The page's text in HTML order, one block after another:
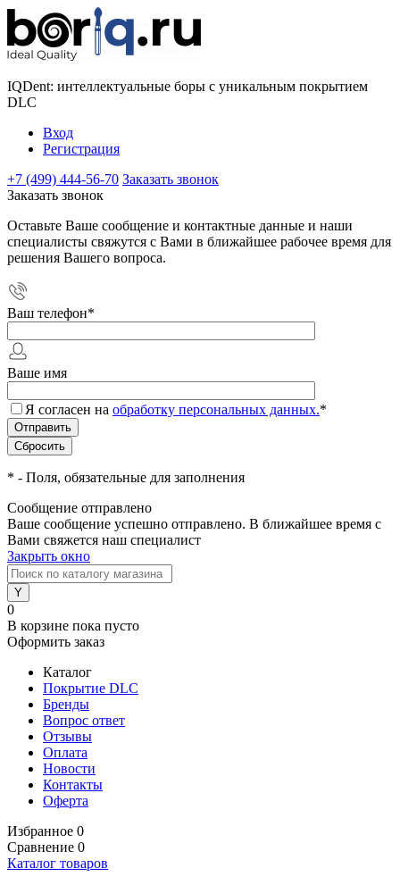
IQDent: интеллектуальные боры с уникальным покрытием
DLC
Вход
Регистрация
+7 (499) 444-56-70 Заказать звонок
Заказать звонок
Оставьте Ваше сообщение и контактные данные и наши
специалисты свяжутся с Вами в ближайшее рабочее время для
решения Вашего вопроса.
Ваш телефон*
Ваше имя
Я согласен на обработку персональных данных.*
* - Поля, обязательные для заполнения
Сообщение отправлено
Ваше сообщение успешно отправлено. В ближайшее время с
Вами свяжется наш специалист
Закрыть окно
0
В корзине пока пусто
Оформить заказ
Каталог
Покрытие DLC
Бренды
Вопрос ответ
Отзывы
Оплата
Новости
Контакты
Оферта
Избранное 0
Сравнение 0
Каталог товаров